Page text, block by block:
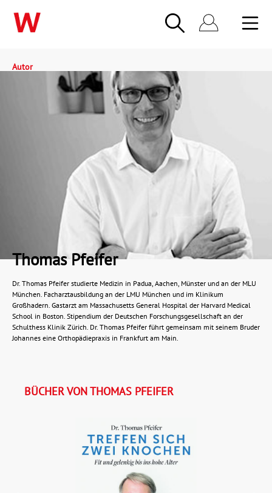
Autor
Thomas Pfeifer
Dr. Thomas Pfeifer studierte Medizin in Padua, Aachen, Münster und an der MLU
München. Facharztausbildung an der LMU München und im Klinikum
Großhadern. Gastarzt am Massachusetts General Hospital der Harvard Medical
School in Boston. Stipendium der Deutschen Forschungsgesellschaft an der
Schulthess Klinik Zürich. Dr. Thomas Pfeifer führt gemeinsam mit seinem Bruder
Johannes eine Orthopädiepraxis in Frankfurt am Main.
BÜCHER VON THOMAS PFEIFER